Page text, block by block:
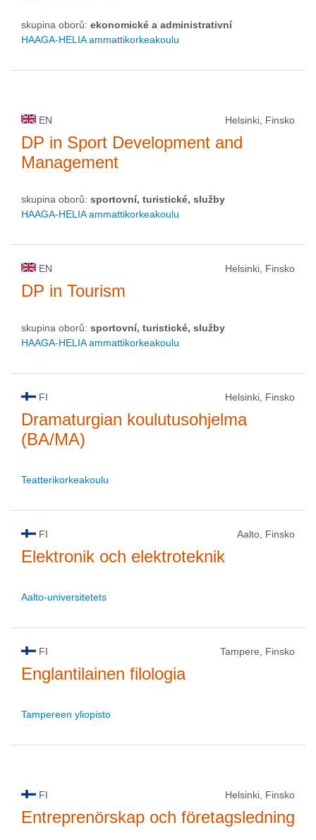
skupina oborů: ekonomické a administrativní
HAAGA-HELIA ammattikorkeakoulu
EN Helsinki, Finsko
DP in Sport Development and
Management
skupina oborů: sportovní, turistické, služby
HAAGA-HELIA ammattikorkeakoulu
EN Helsinki, Finsko
DP in Tourism
skupina oborů: sportovní, turistické, služby
HAAGA-HELIA ammattikorkeakoulu
FI Helsinki, Finsko
Dramaturgian koulutusohjelma
(BA/MA)
Teatterikorkeakoulu
FI Aalto, Finsko
Elektronik och elektroteknik
Aalto-universitetets
FI Tampere, Finsko
Englantilainen filologia
Tampereen yliopisto
FI Helsinki, Finsko
Entreprenörskap och företagsledning